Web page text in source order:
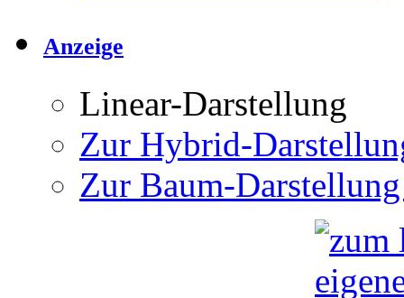
Anzeige
Linear-Darstellung
Zur Hybrid-
Zur Baum-